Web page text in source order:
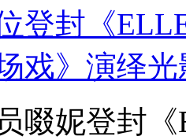
登封《
戏》演绎
啜妮登封